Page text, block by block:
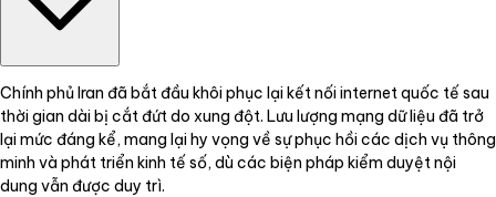
Chính phủ Iran đã bắt đầu khôi phục lại kết nối internet quốc tế sau
thời gian dài bị cắt đứt do xung đột. Lưu lượng mạng dữ liệu đã trở
lại mức đáng kể, mang lại hy vọng về sự phục hồi các dịch vụ thông
minh và phát triển kinh tế số, dù các biện pháp kiểm duyệt nội
dung vẫn được duy trì.